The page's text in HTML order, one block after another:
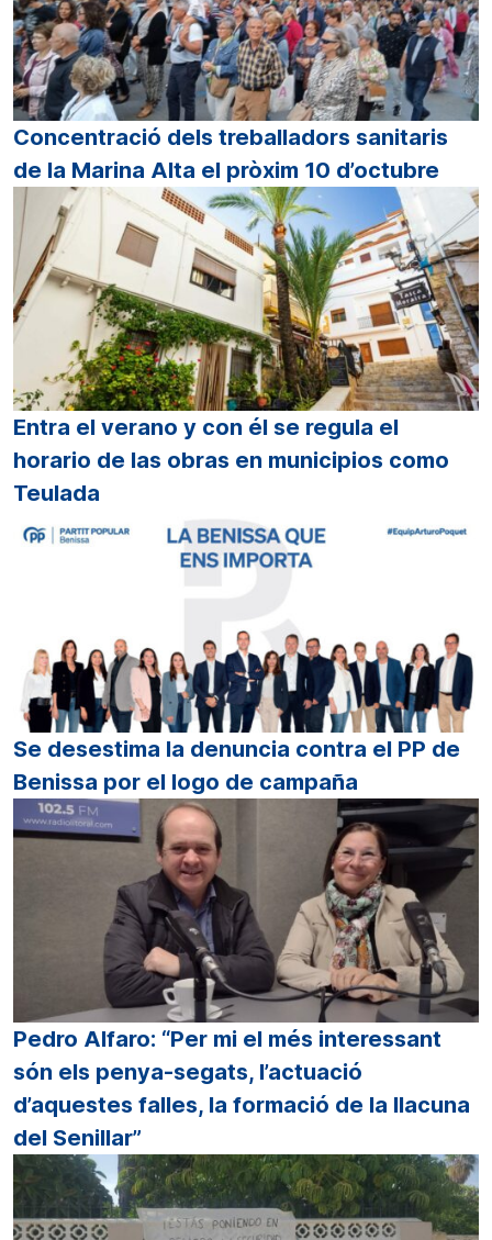
Concentració dels treballadors sanitaris
de la Marina Alta el pròxim 10 d’octubre
Entra el verano y con él se regula el
horario de las obras en municipios como
Teulada
Se desestima la denuncia contra el PP de
Benissa por el logo de campaña
Pedro Alfaro: “Per mi el més interessant
són els penya-segats, l’actuació
d’aquestes falles, la formació de la llacuna
del Senillar”